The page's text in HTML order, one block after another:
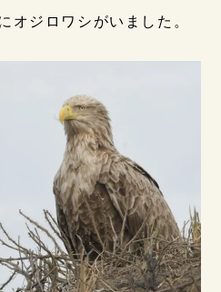
ジロワシがいました。